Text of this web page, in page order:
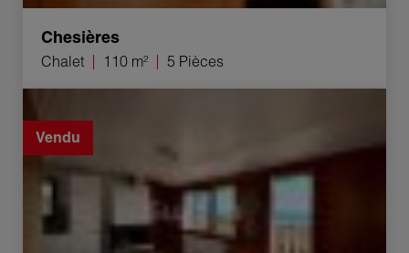
Chesières
Chalet 110 m² 5 Pièces
Vendu